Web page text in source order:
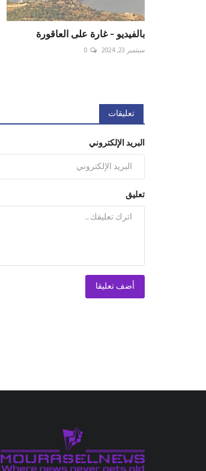
بالفيديو - غارة على العاقورة
سبتمبر 23, 2024 0
تعليقات
البريد الإلكتروني
تعليق
أضف تعليقا